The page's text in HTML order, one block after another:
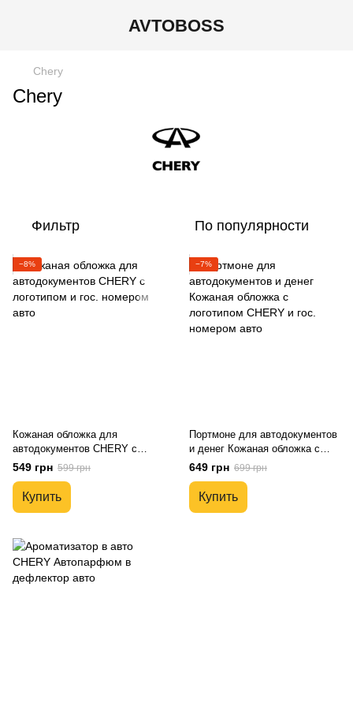
AVTOBOSS
Chery
Chery
Фильтр По популярности
−8%
Кожаная обложка для
автодокументов CHERY с
логотипом и гос. номером авто
549 грн 599 грн
Купить
−7%
Портмоне для автодокументов
и денег Кожаная обложка с
логотипом CHERY и гос.
номером авто
649 грн 699 грн
Купить